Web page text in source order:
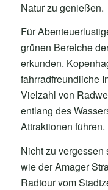
Natur zu genießen.
Für
grünen Bereiche
erkunden.
fahrradfreundliche
Vielzahl von
entlang des
Attraktionen führen.
Nicht zu
wie der Amager
Radtour vom